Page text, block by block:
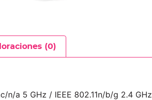
(0)
n/a 5 GHz / IEEE 802.11n/b/g 2.4 GHz